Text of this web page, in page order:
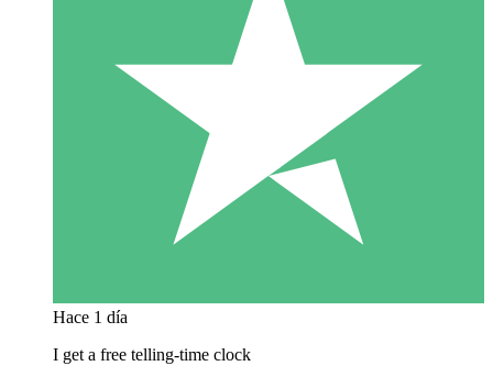
Hace 1 día
I get a free telling-time clock